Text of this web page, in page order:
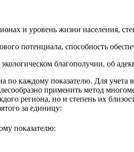
и уровень жизни населения,
потенциала, способность
экологическом благополучии, об
по каждому показателю. Для учета
применить метод
региона, но и степень их
за единицу:
показателю: